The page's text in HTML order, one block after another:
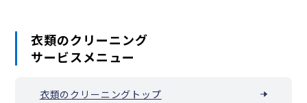
衣類のクリーニング
サービスメニュー
衣類のクリーニングトップ